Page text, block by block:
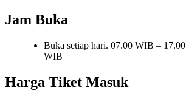
Jam Buka
Buka setiap hari. 07.00 WIB – 17.00
WIB
Harga Tiket Masuk